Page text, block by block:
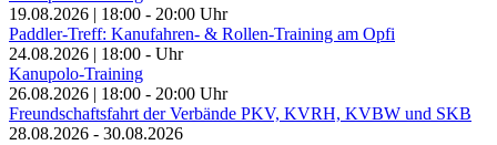
19.08.2026
18:00 - 20:00 Uhr
Paddler-Treff: Kanufahren- & Rollen-Training am Opfi
24.08.2026
18:00 - Uhr
Kanupolo-Training
26.08.2026
18:00 - 20:00 Uhr
Freundschaftsfahrt der Verbände PKV, KVRH, KVBW und SKB
28.08.2026 - 30.08.2026